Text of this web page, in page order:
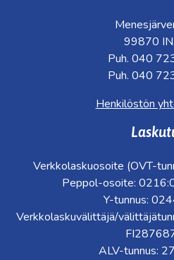
99870
Puh. 040
Puh. 040
Henkilöstön
Verkkolaskuosoite (OVT-
Peppol-osoite:
Y-tunnus:
Verkkolaskuvälittäjä/
ALV-tunnus: